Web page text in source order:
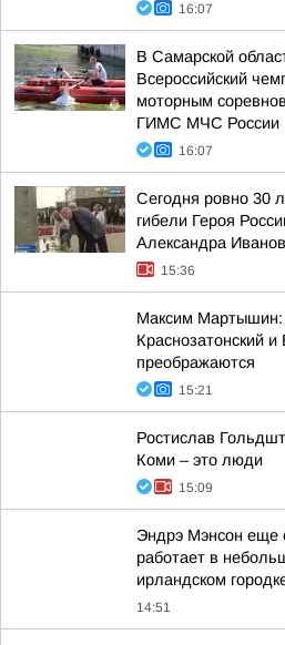
16:07
В Самарской
Всероссийский
моторным
ГИМС МЧС России
16:07
Сегодня ровно 30
гибели Героя
Александра
15:36
Максим Мартышин:
Краснозатонский и
преображаются
15:21
Ростислав
Коми – это люди
15:09
Эндрэ Мэнсон еще
работает в
ирландском
14:51